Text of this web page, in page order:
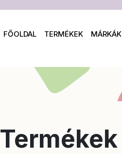
FŐOLDAL TERMÉKEK MÁRKÁK
Termékek